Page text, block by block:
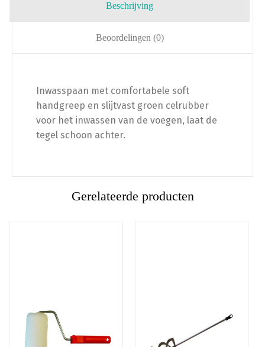
Beschrijving
Beoordelingen (0)
Inwasspaan met comfortabele soft
handgreep en slijtvast groen celrubber
voor het inwassen van de voegen, laat de
tegel schoon achter.
Gerelateerde producten